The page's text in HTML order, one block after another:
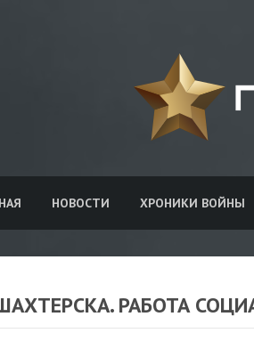
НОВОСТИ ХРОНИКИ ВОЙНЫ
РАБОТА